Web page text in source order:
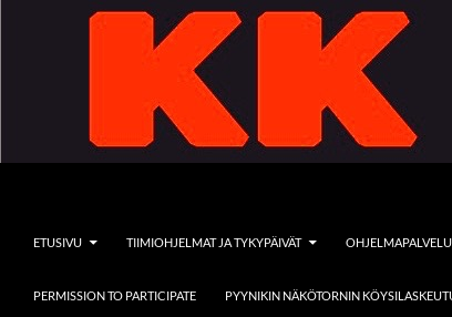
ETUSIVU TIIMIOHJELMAT JA TYKYPÄIVÄT
PERMISSION TO PARTICIPATE PYYNIKIN NÄKÖTORNIN